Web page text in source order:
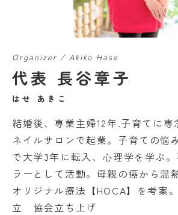
Organizer / Akiko Hase
代表 長谷章子
はせ あきこ
結婚後、専業主婦12年.子育てに専
ネイルサロンで起業。子育ての悩
で大学3年に転入、心理学を学ぶ
ラーとして活動。母親の癌から温
オリジナル療法【HOCA】を考
立 協会立ち上げ